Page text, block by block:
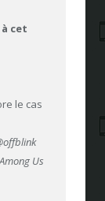
à cet
le cas
Us